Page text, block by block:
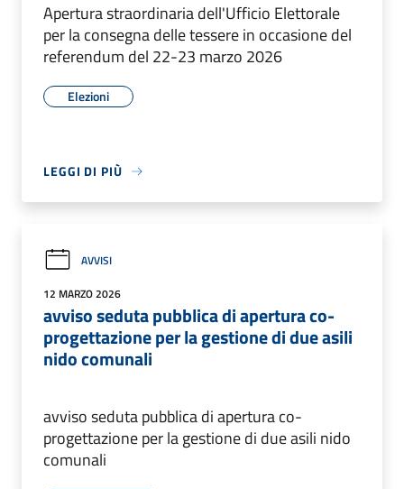
Apertura straordinaria dell'Ufficio Elettorale
per la consegna delle tessere in occasione del
referendum del 22-23 marzo 2026
Elezioni
LEGGI DI PIÙ
AVVISI
12 MARZO 2026
avviso seduta pubblica di apertura co-
progettazione per la gestione di due asili
nido comunali
avviso seduta pubblica di apertura co-
progettazione per la gestione di due asili nido
comunali